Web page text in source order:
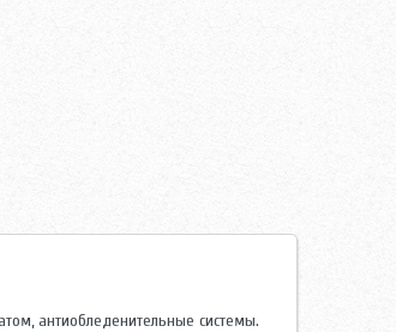
антиобледенительные системы.